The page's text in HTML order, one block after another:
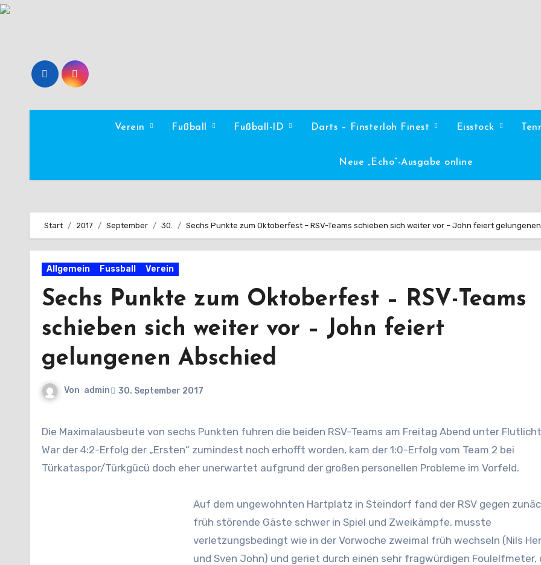
Zum
Verein Fußball Fußball-ID Darts – Finsterloh Finest Eisstock
Neue „Echo“-Ausgabe online
Start 2017 September 30. Sechs Punkte zum Oktoberfest – RSV-Teams schieben sich weiter vor – John feiert
Allgemein Fussball Verein
Sechs Punkte zum Oktoberfest – RSV-Teams
schieben sich weiter vor – John feiert
gelungenen Abschied
Von admin 30. September 2017
Die Maximalausbeute von sechs Punkten fuhren die beiden RSV-Teams am Freitag Abend unter Flutlicht ein.
War der 4:2-Erfolg der „Ersten“ zumindest noch erhofft worden, kam der 1:0-Erfolg vom Team 2 bei
Türkataspor/Türkgücü doch eher unerwartet aufgrund der großen personellen Probleme im Vorfeld.
Auf dem ungewohnten Hartplatz in Steindorf fand der RSV gegen
früh störende Gäste schwer in Spiel und Zweikämpfe, musste
verletzungsbedingt wie in der Vorwoche zweimal früh wechseln (Nils
und Sven John) und geriet durch einen sehr fragwürdigen Foulelfmeter,